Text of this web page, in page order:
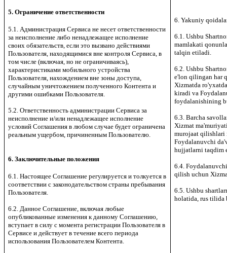
5. Ограничение ответственности
5.1. Администрация Сервиса не несет ответственности
за неисполнение либо ненадлежащее исполнение
своих обязательств, если это вызвано действиями
Пользователя, находящимися вне контроля Сервиса, в
том числе (включая, но не ограничиваясь),
характеристиками мобильного устройства
Пользователя, нахождением вне зоны доступа,
случайным уничтожением полученного Контента и
другими ошибками Пользователя.
5.2. Ответственность администрации Сервиса за
неисполнение и/или ненадлежащее исполнение
условий Соглашения в любом случае будет ограничена
реальным ущербом, причиненным Пользователю.
6. Заключительные положения
6.1. Настоящее Соглашение регулируется и толкуется в
соответствии с законодательством страны пребывания
Пользователя.
6.2. Данное Соглашение, включая любые
опубликованные изменения к данному Соглашению,
вступает в силу с момента регистрации Пользователя в
Сервисе и действует в течение всего периода
использования Пользователем Контента.
6. Yakuniy
6.1. Ushbu
mamlakati
talqin etiladi.
6.2. Ushbu
e'lon qilingan har
Xizmatda
kiradi va
foydalanishining
6.3. Barcha
Xizmat
murojaat qilishlari
Foydalanuvchi
hujjatlarni taqdim
6.4.
qilish uchun
6.5. Ushbu
holatida, rus tilida